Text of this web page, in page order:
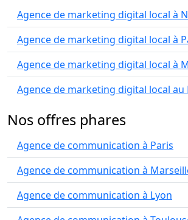
Agence de marketing digital local à
Agence de marketing digital local à
Agence de marketing digital local à
Agence de marketing digital local au
Nos offres phares
Agence de communication à Paris
Agence de communication à
Agence de communication à Lyon